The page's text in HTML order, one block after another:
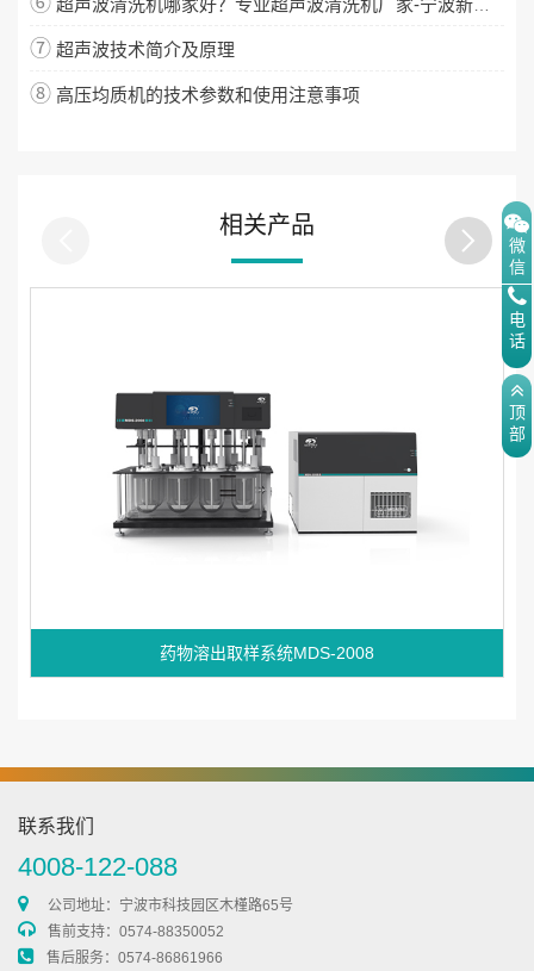
⑦ 超声波技术简介及原理
⑧ 高压均质机的技术参数和使用注意事项
相关产品
药物溶出取样系统MDS-2008
联系我们
4008-122-088
公司地址：宁波市科技园区木槿路65号
售前支持：0574-88350052
售后服务：0574-86861966
微
信
电
话
顶
部